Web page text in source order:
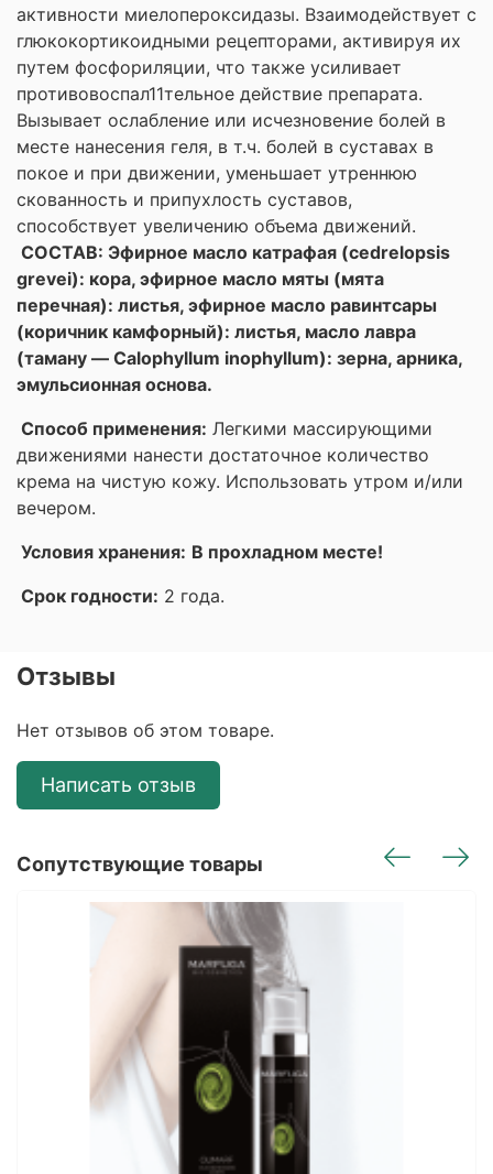
активности миелопероксидазы. Взаимодействует с
глюкокортикоидными рецепторами, активируя их
путем фосфориляции, что также усиливает
противовоспал11тельное действие препарата.
Вызывает ослабление или исчезновение болей в
месте нанесения геля, в т.ч. болей в суставах в
покое и при движении, уменьшает утреннюю
скованность и припухлость суставов,
способствует увеличению объема движений.
СОСТАВ: Эфирное масло катрафая (cedrelopsis
grevei): кора, эфирное масло мяты (мята
перечная): листья, эфирное масло равинтсары
(коричник камфорный): листья, масло лавра
(таману — Calophyllum inophyllum): зерна, арника,
эмульсионная основа.
Способ применения: Легкими массирующими
движениями нанести достаточное количество
крема на чистую кожу. Использовать утром и/или
вечером.
Условия хранения: В прохладном месте!
Срок годности: 2 года.
Отзывы
Нет отзывов об этом товаре.
Написать отзыв
Сопутствующие товары